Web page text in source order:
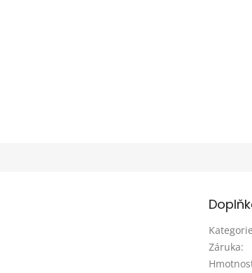
Kategorie
Záruka: